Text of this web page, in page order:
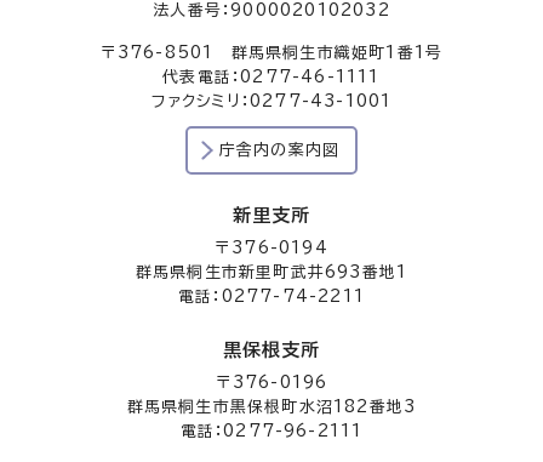
法人番号：9000020102032
〒376-8501 群馬県桐生市織姫町1番1号
代表電話：0277-46-1111
ファクシミリ：0277-43-1001
庁舎内の案内図
新里支所
〒376-0194
群馬県桐生市新里町武井693番地1
電話：0277-74-2211
黒保根支所
〒376-0196
群馬県桐生市黒保根町水沼182番地3
電話：0277-96-2111